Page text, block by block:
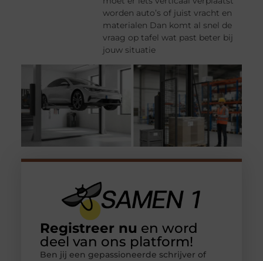
worden auto’s of juist vracht en
materialen Dan komt al snel de
vraag op tafel wat past beter bij
jouw situatie
Registreer nu en word
deel van ons platform!
Ben jij een gepassioneerde schrijver of